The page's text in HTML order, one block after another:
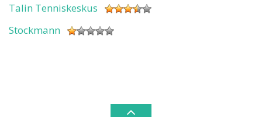
Talin Tenniskeskus
Stockmann